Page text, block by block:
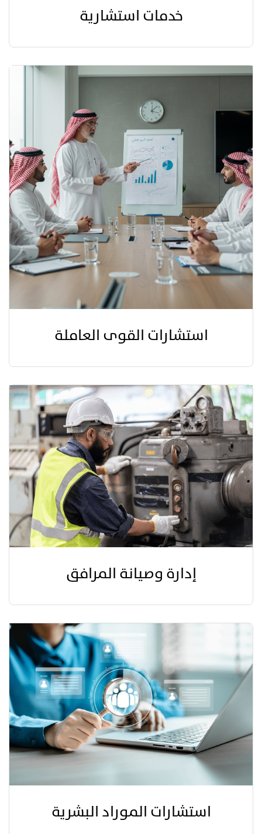
خدمات استشارية
استشارات القوى العاملة
إدارة وصيانة المرافق
استشارات الموراد البشرية